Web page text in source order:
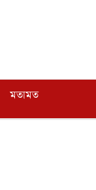
মতামত